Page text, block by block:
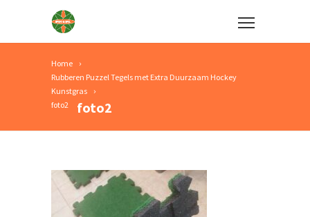
Home
Rubberen Puzzel Tegels met Extra Duurzaam Hockey
Kunstgras
foto2
foto2